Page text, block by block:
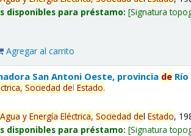
disponibles para préstamo: Signatura
Agregar al carrito
San Antoni Oeste, provincia de
Sociedad delEstado.
Agua y Energía Eléctrica, Sociedad delEstado,
disponibles para préstamo: Signatura